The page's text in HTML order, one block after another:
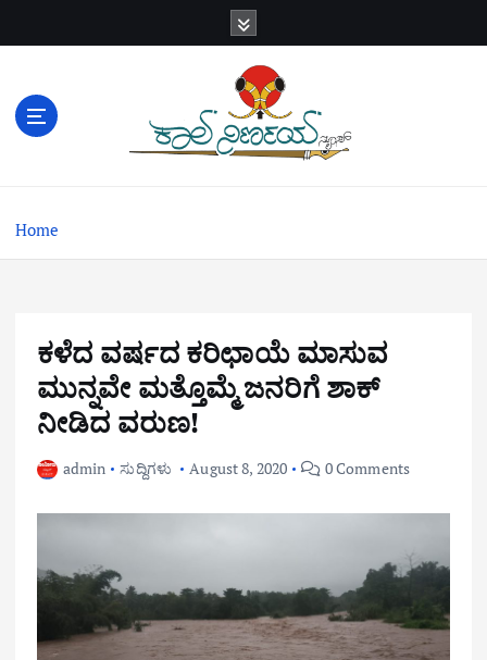
e
Home
ಕಳೆದ ವರ್ಷದ ಕರಿಛಾಯೆ ಮಾಸುವ
ಮುನ್ನವೇ ಮತ್ತೊಮ್ಮೆ ಜನರಿಗೆ ಶಾಕ್
ನೀಡಿದ ವರುಣ!
admin ಸುದ್ದಿಗಳು August 8, 2020 0 Comments